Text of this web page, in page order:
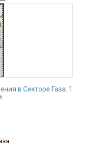
в Секторе Газа. 1